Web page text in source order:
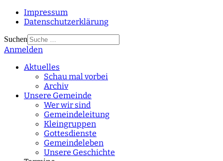
Impressum
Datenschutzerklärung
Suchen
Type 2 or more
Anmelden
Aktuelles
Schau mal vorbei
Archiv
Unsere Gemeinde
Wer wir sind
Gemeindeleitung
Kleingruppen
Gottesdienste
Gemeindeleben
Unsere Geschichte